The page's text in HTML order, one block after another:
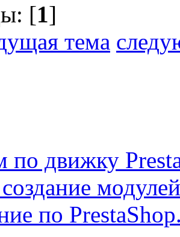
[1]
тема
движку
по